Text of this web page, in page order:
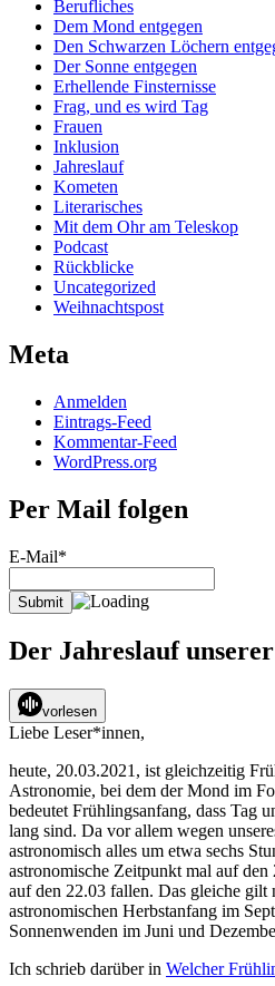
Berufliches
Dem Mond entgegen
Den Schwarzen Löchern
Der Sonne entgegen
Erhellende Finsternisse
Frag, und es wird Tag
Frauen
Inklusion
Jahreslauf
Kometen
Literarisches
Mit dem Ohr am Teleskop
Podcast
Rückblicke
Uncategorized
Weihnachtspost
Meta
Anmelden
Eintrags-Feed
Kommentar-Feed
WordPress.org
Per Mail folgen
E-Mail*
Der Jahreslauf unserer
vorlesen
Liebe Leser*innen,
heute, 20.03.2021, ist gleichzeitig
Astronomie, bei dem der Mond im
bedeutet Frühlingsanfang, dass Tag
lang sind. Da vor allem wegen
astronomisch alles um etwa sechs
astronomische Zeitpunkt mal auf
auf den 22.03 fallen. Das gleiche gilt
astronomischen Herbstanfang im
Sonnenwenden im Juni und
Ich schrieb darüber in Welcher